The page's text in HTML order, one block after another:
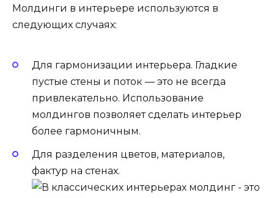
Молдинги в интерьере используются в
следующих случаях:
Для гармонизации интерьера. Гладкие
пустые стены и поток — это не всегда
привлекательно. Использование
молдингов позволяет сделать интерьер
более гармоничным.
Для разделения цветов, материалов,
фактур на стенах.